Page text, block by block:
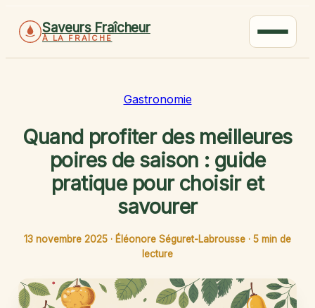
Saveurs Fraîcheur
À LA FRAÎCHE
Gastronomie
Quand profiter des meilleures
poires de saison : guide
pratique pour choisir et
savourer
13 novembre 2025 · Éléonore Séguret-Labrousse · 5 min de
lecture